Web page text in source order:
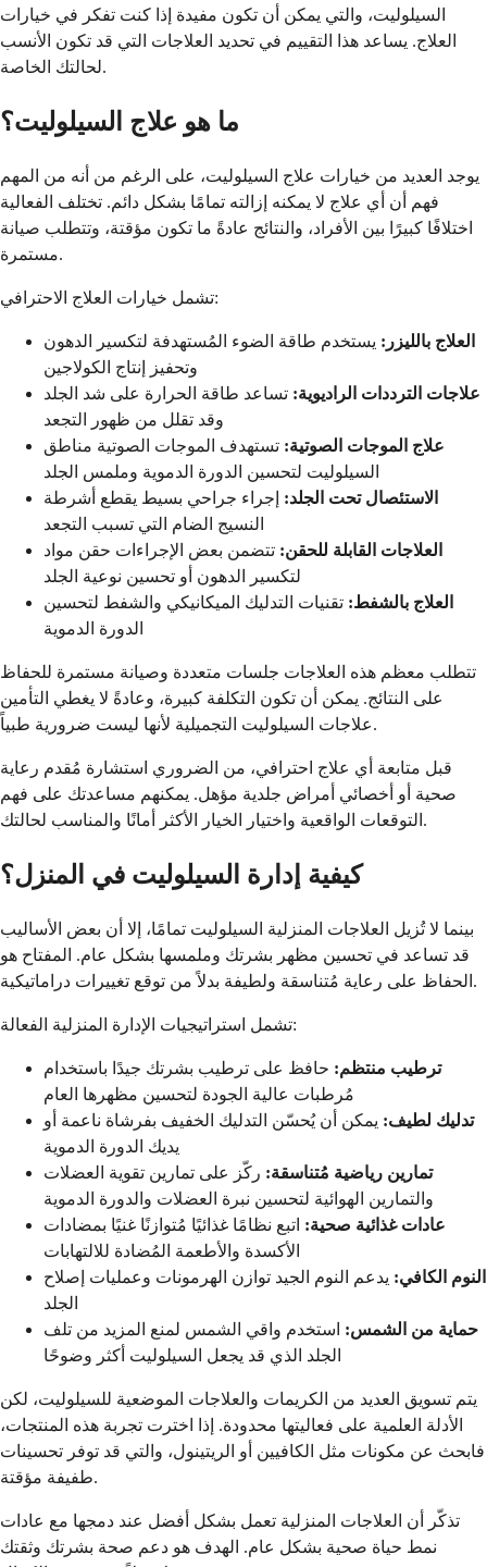
السيلوليت، والتي يمكن أن تكون مفيدة إذا كنت تفكر في خيارات
العلاج. يساعد هذا التقييم في تحديد العلاجات التي قد تكون الأنسب
لحالتك الخاصة.
ما هو علاج السيلوليت؟
يوجد العديد من خيارات علاج السيلوليت، على الرغم من أنه من المهم
فهم أن أي علاج لا يمكنه إزالته تمامًا بشكل دائم. تختلف الفعالية
اختلافًا كبيرًا بين الأفراد، والنتائج عادةً ما تكون مؤقتة، وتتطلب صيانة
مستمرة.
تشمل خيارات العلاج الاحترافي:
العلاج بالليزر: يستخدم طاقة الضوء المُستهدفة لتكسير الدهون
وتحفيز إنتاج الكولاجين
علاجات الترددات الراديوية: تساعد طاقة الحرارة على شد الجلد
وقد تقلل من ظهور التجعد
علاج الموجات الصوتية: تستهدف الموجات الصوتية مناطق
السيلوليت لتحسين الدورة الدموية وملمس الجلد
الاستئصال تحت الجلد: إجراء جراحي بسيط يقطع أشرطة
النسيج الضام التي تسبب التجعد
العلاجات القابلة للحقن: تتضمن بعض الإجراءات حقن مواد
لتكسير الدهون أو تحسين نوعية الجلد
العلاج بالشفط: تقنيات التدليك الميكانيكي والشفط لتحسين
الدورة الدموية
تتطلب معظم هذه العلاجات جلسات متعددة وصيانة مستمرة للحفاظ
على النتائج. يمكن أن تكون التكلفة كبيرة، وعادةً لا يغطي التأمين
علاجات السيلوليت التجميلية لأنها ليست ضرورية طبياً.
قبل متابعة أي علاج احترافي، من الضروري استشارة مُقدم رعاية
صحية أو أخصائي أمراض جلدية مؤهل. يمكنهم مساعدتك على فهم
التوقعات الواقعية واختيار الخيار الأكثر أمانًا والمناسب لحالتك.
كيفية إدارة السيلوليت في المنزل؟
بينما لا تُزيل العلاجات المنزلية السيلوليت تمامًا، إلا أن بعض الأساليب
قد تساعد في تحسين مظهر بشرتك وملمسها بشكل عام. المفتاح هو
الحفاظ على رعاية مُتناسقة ولطيفة بدلاً من توقع تغييرات دراماتيكية.
تشمل استراتيجيات الإدارة المنزلية الفعالة:
ترطيب منتظم: حافظ على ترطيب بشرتك جيدًا باستخدام
مُرطبات عالية الجودة لتحسين مظهرها العام
تدليك لطيف: يمكن أن يُحسّن التدليك الخفيف بفرشاة ناعمة أو
يديك الدورة الدموية
تمارين رياضية مُتناسقة: ركّز على تمارين تقوية العضلات
والتمارين الهوائية لتحسين نبرة العضلات والدورة الدموية
عادات غذائية صحية: اتبع نظامًا غذائيًا مُتوازنًا غنيًا بمضادات
الأكسدة والأطعمة المُضادة للالتهابات
النوم الكافي: يدعم النوم الجيد توازن الهرمونات وعمليات إصلاح
الجلد
حماية من الشمس: استخدم واقي الشمس لمنع المزيد من تلف
الجلد الذي قد يجعل السيلوليت أكثر وضوحًا
يتم تسويق العديد من الكريمات والعلاجات الموضعية للسيلوليت، لكن
الأدلة العلمية على فعاليتها محدودة. إذا اخترت تجربة هذه المنتجات،
فابحث عن مكونات مثل الكافيين أو الريتينول، والتي قد توفر تحسينات
طفيفة مؤقتة.
تذكّر أن العلاجات المنزلية تعمل بشكل أفضل عند دمجها مع عادات
نمط حياة صحية بشكل عام. الهدف هو دعم صحة بشرتك وثقتك